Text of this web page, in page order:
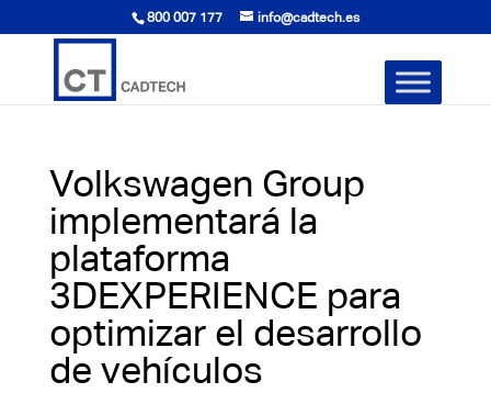
800 007 177 info@cadtech.es
Volkswagen Group
implementará la
plataforma
3DEXPERIENCE para
optimizar el desarrollo
de vehículos